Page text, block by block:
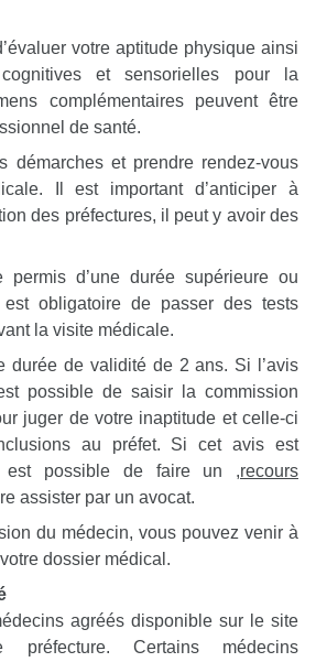
votre aptitude physique ainsi
et sensorielles pour la
complémentaires peuvent être
de santé.
démarches et prendre rendez-vous
Il est important d’anticiper à
des préfectures, il peut y avoir des
permis d’une durée supérieure ou
obligatoire de passer des tests
la visite médicale.
durée de validité de 2 ans. Si l’avis
possible de saisir la commission
juger de votre inaptitude et celle-ci
au préfet. Si cet avis est
est possible de faire un ,recours
assister par un avocat.
du médecin, vous pouvez venir à
dossier médical.
agréés disponible sur le site
Certains médecins